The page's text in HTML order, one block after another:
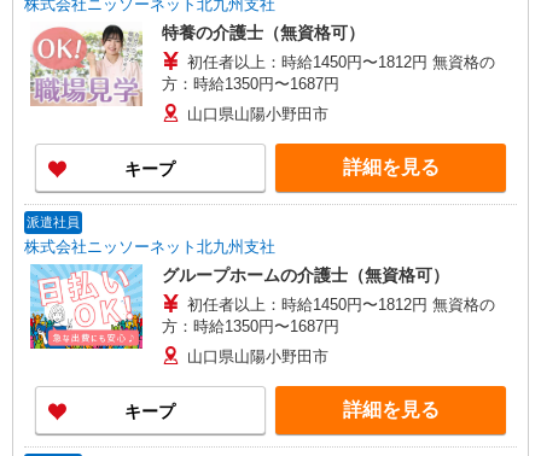
株式会社ニッソーネット北九州支社
特養の介護士（無資格可）
初任者以上：時給1450円〜1812円 無資格の
方：時給1350円〜1687円
山口県山陽小野田市
キープ 詳細を見る
派遣社員
株式会社ニッソーネット北九州支社
グループホームの介護士（無資格可）
初任者以上：時給1450円〜1812円 無資格の
方：時給1350円〜1687円
山口県山陽小野田市
キープ 詳細を見る